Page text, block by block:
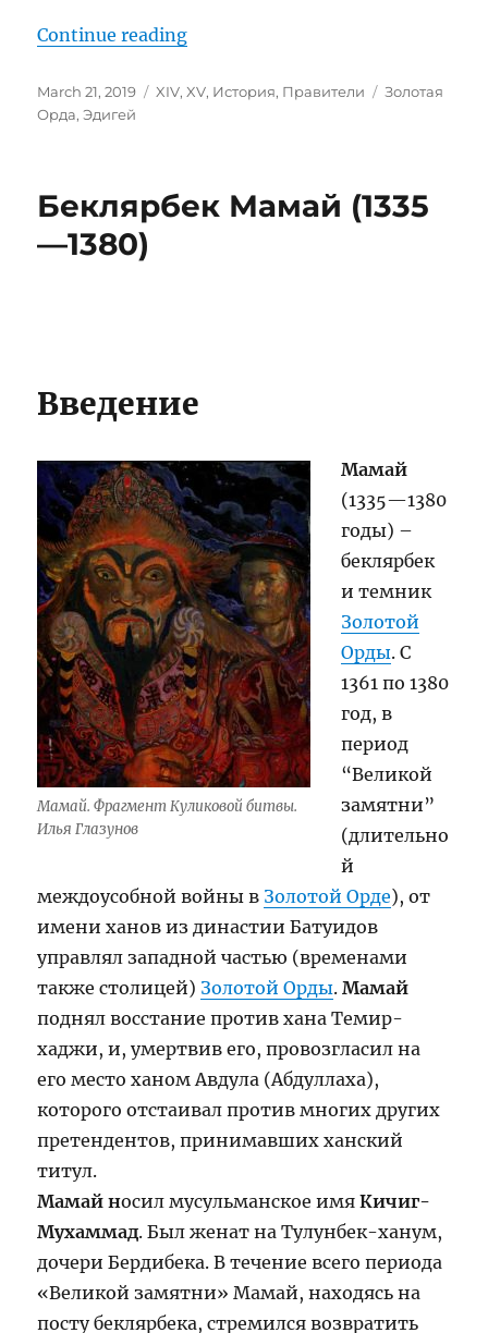
Continue reading“Эдигей (1352—1419)”
Posted
on
March 21, 2019 Categories
XIV,XV, История, Правители Tags
Золотая
Орда,Эдигей
Беклярбек Мамай (1335
—1380)
Введение
Мамай. Фрагмент Куликовой битвы.
Илья Глазунов
Мамай
(1335—1380
годы) –
беклярбек
и темник
Золотой
Орды. С
1361 по 1380
год, в
период
“Великой
замятни”
(длительно
й
междоусобной войны в Золотой Орде), от
имени ханов из династии Батуидов
управлял западной частью (временами
также столицей) Золотой Орды.Мамай
поднял восстание против хана Темир-
хаджи, и, умертвив его, провозгласил на
его место ханом Авдула (Абдуллаха),
которого отстаивал против многих других
претендентов, принимавших ханский
титул.
Мамай носил мусульманское имяКичиг-
Мухаммад. Был женат на Тулунбек-ханум,
дочери Бердибека. В течение всего периода
«Великой замятни» Мамай, находясь на
посту беклярбека, стремился возвратить